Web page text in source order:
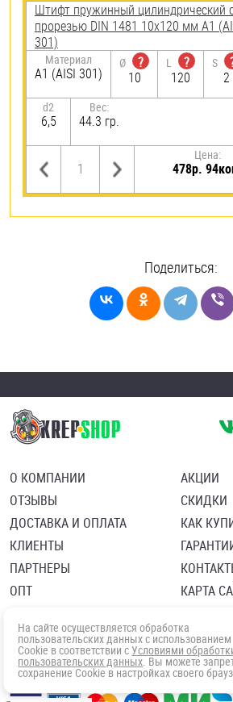
Штифт пружинный цилиндрический
прорезью DIN 1481 10х120 мм А1
301)
Материал
А1 (AISI 301)
Ø
?
10
L
?
120
S
2
d2
6,5
Вес:
44.3 гр.
Цена:
478р.
Поделиться:
О КОМПАНИИ
ОТЗЫВЫ
ДОСТАВКА И ОПЛАТА
КЛИЕНТЫ
ПАРТНЕРЫ
ОПТ
АКЦИИ
СКИДКИ
КАК
КАРТА
Политика в отношении обработки
Согласие посетителя сайта на обработку
На сайте осуществляется обработка
пользовательских данных с использованием
Cookie в соответствии с Условиями
пользовательских данных. Вы можете
сохранение Cookie в настройках своего